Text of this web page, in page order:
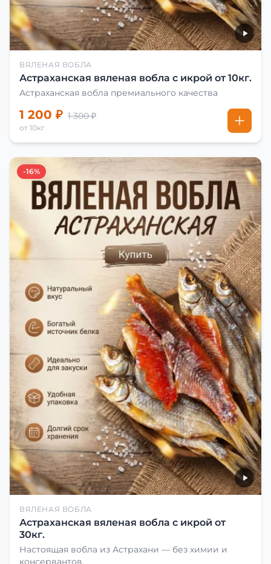
ВЯЛЕНАЯ ВОБЛА
Астраханская вяленая вобла с икрой от 10кг.
Астраханская вобла премиального качества
1 200 ₽ 1 300 ₽
от 10кг
-16%
ВЯЛЕНАЯ ВОБЛА
Астраханская вяленая вобла с икрой от
30кг.
Настоящая вобла из Астрахани — без химии и
консервантов.